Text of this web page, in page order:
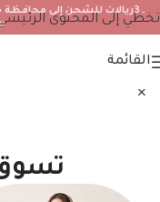
تخطي إلى المحتوى
القائمة